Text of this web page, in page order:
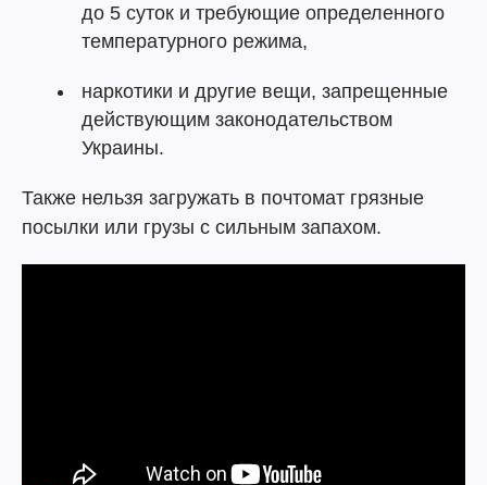
до 5 суток и требующие определенного
температурного режима,
наркотики и другие вещи, запрещенные
действующим законодательством
Украины.
Также нельзя загружать в почтомат грязные
посылки или грузы с сильным запахом.